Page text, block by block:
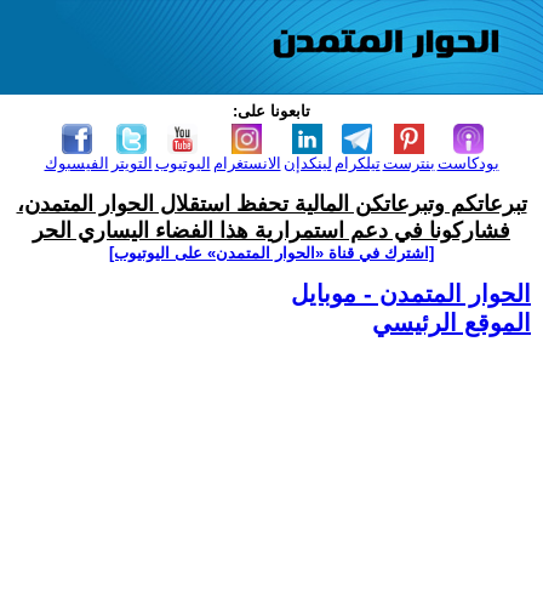
تابعونا على:
الفيسبوك التويتر اليوتيوب الانستغرام لينكدإن تيلكرامبنترست بودكاست
تبرعاتكم وتبرعاتكن المالية تحفظ استقلال الحوار المتمدن،
فشاركونا في دعم استمرارية هذا الفضاء اليساري الحر
[اشترك في قناة ‫«الحوار المتمدن» على اليوتيوب]
الحوار المتمدن - موبايل
الموقع الرئيسي